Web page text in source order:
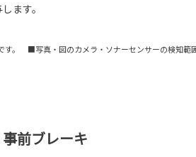
ます。
。 ■写真・図のカメラ・ソナーセンサーの検知範囲
前ブレーキ